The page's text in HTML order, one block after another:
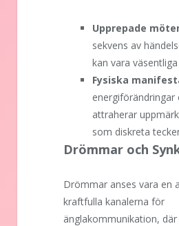
Upprepade
sekvens av
kan vara
Fysiska
attraherar
som diskreta
Drömmar och
Drömmar anses vara en
kraftfulla kanalerna för
änglakommunikation,